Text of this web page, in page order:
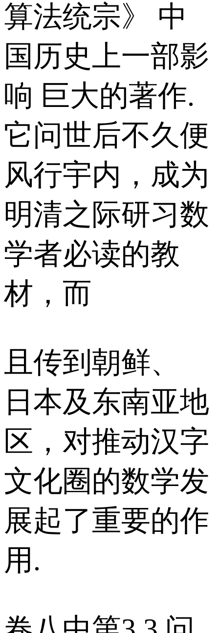
算法统宗》 中
国历史上一部影
响 巨大的著作.
它问世后不久便
风行宇内，成为
明清之际研习数
学者必读的教
材，而
且传到朝鲜、
日本及东南亚地
区，对推动汉字
文化圈的数学发
展起了重要的作
用.